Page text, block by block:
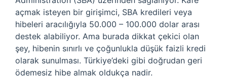
açmak isteyen bir girişimci, SBA kredileri veya
hibeleri aracılığıyla 50.000 – 100.000 dolar arası
destek alabiliyor. Ama burada dikkat çekici olan
şey, hibenin sınırlı ve çoğunlukla düşük faizli kredi
olarak sunulması. Türkiye’deki gibi doğrudan geri
ödemesiz hibe almak oldukça nadir.